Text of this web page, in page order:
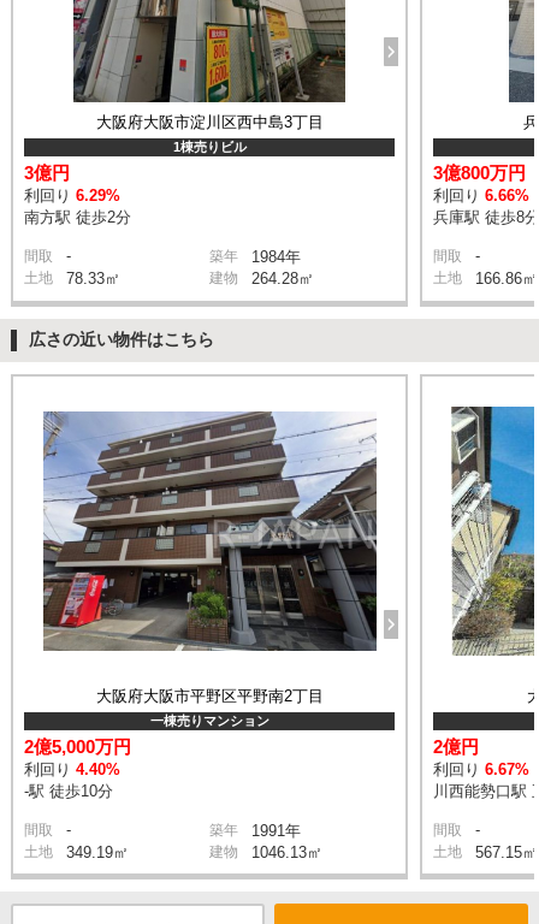
大阪府大阪市淀川区西中島3丁目
1棟売りビル
3億円
利回り6.29%
南方駅 徒歩2分
間取 - 築年 1984年
土地 78.33㎡ 建物 264.28㎡
3億800万円
利回り 6.66%
兵庫駅 徒歩8分
間取 -
土地 166.86㎡
広さの近い物件はこちら
大阪府大阪市平野区平野南2丁目
一棟売りマンション
2億5,000万円
利回り4.40%
-駅 徒歩10分
間取 - 築年 1991年
土地 349.19㎡ 建物 1046.13㎡
2億円
利回り 6.67%
川西能勢口駅
間取 -
土地 567.15㎡